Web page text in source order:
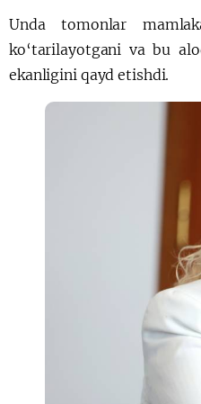
Unda tomonlar
ko‘tarilayotgani va bu
ekanligini qayd etishdi.